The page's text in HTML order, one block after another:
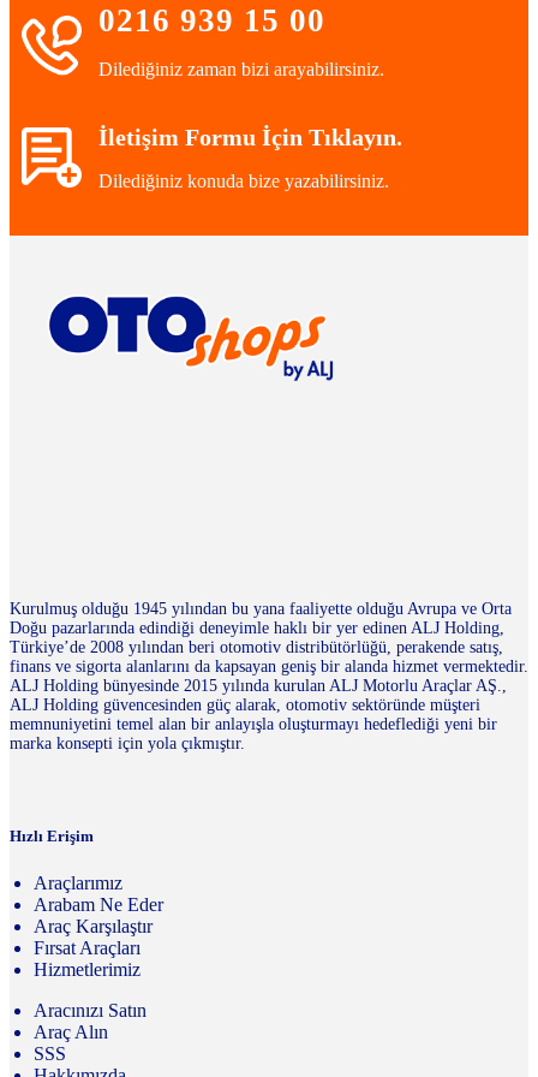
0216 939 15 00
Dilediğiniz zaman bizi arayabilirsiniz.
İletişim Formu İçin Tıklayın.
Dilediğiniz konuda bize yazabilirsiniz.
Kurulmuş olduğu 1945 yılından bu yana faaliyette olduğu Avrupa ve Orta
Doğu pazarlarında edindiği deneyimle haklı bir yer edinen ALJ Holding,
Türkiye’de 2008 yılından beri otomotiv distribütörlüğü, perakende satış,
finans ve sigorta alanlarını da kapsayan geniş bir alanda hizmet vermektedir.
ALJ Holding bünyesinde 2015 yılında kurulan ALJ Motorlu Araçlar AŞ.,
ALJ Holding güvencesinden güç alarak, otomotiv sektöründe müşteri
memnuniyetini temel alan bir anlayışla oluşturmayı hedeflediği yeni bir
marka konsepti için yola çıkmıştır.
Hızlı Erişim
Araçlarımız
Arabam Ne Eder
Araç Karşılaştır
Fırsat Araçları
Hizmetlerimiz
Aracınızı Satın
Araç Alın
SSS